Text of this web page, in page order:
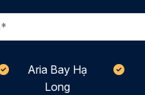
Aria Bay Hạ
Long